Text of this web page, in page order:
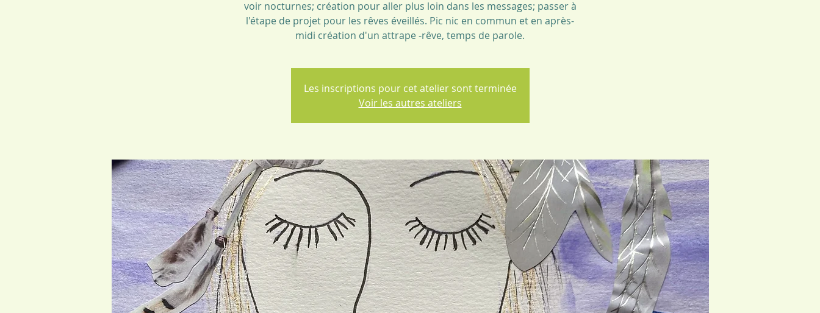
voir nocturnes; création pour aller plus loin dans les messages; passer à
l'étape de projet pour les rêves éveillés. Pic nic en commun et en après-
midi création d'un attrape -rêve, temps de parole.
Les inscriptions pour cet atelier sont terminée
Voir les autres ateliers